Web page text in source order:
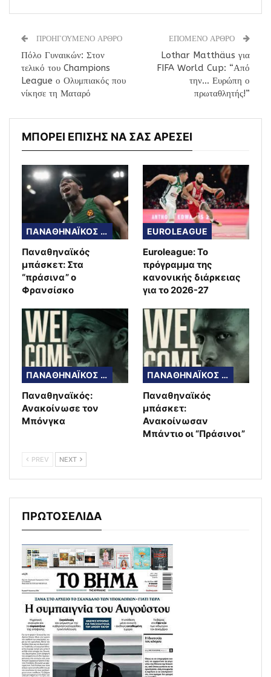
ΠΡΟΗΓΟΥΜΕΝΟ ΑΡΘΡΟ
Πόλο Γυναικών: Στον
τελικό του Champions
League ο Ολυμπιακός που
νίκησε τη Ματαρό
ΕΠΟΜΕΝΟ ΑΡΘΡΟ
Lothar Matthäus για
FIFA World Cup: “Από
την… Ευρώπη ο
πρωταθλητής!”
ΜΠΟΡΕΙ ΕΠΙΣΗΣ ΝΑ ΣΑΣ ΑΡΕΣΕΙ
ΠΑΝΑΘΗΝΑΪΚΟΣ ΜΠΑΣΚΕΤ
Παναθηναϊκός
μπάσκετ: Στα
“πράσινα” ο
Φρανσίσκο
EUROLEAGUE
Euroleague: Το
πρόγραμμα της
κανονικής διάρκειας
για το 2026-27
ΠΑΝΑΘΗΝΑΪΚΟΣ ΜΠΑΣΚΕΤ
Παναθηναϊκός:
Ανακοίνωσε τον
Μπόνγκα
ΠΑΝΑΘΗΝΑΪΚΟΣ ΜΠΑΣΚΕΤ
Παναθηναϊκός
μπάσκετ:
Ανακοίνωσαν
Μπάντιο οι “Πράσινοι”
PREV NEXT
ΠΡΩΤΟΣΕΛΙΔΑ